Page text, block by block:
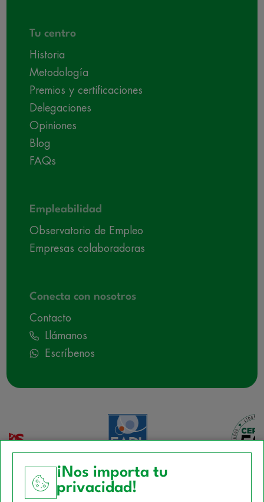
Tu centro
Historia
Metodología
Premios y certificaciones
Delegaciones
Opiniones
Blog
FAQs
Empleabilidad
Observatorio de Empleo
Empresas colaboradoras
Conecta con nosotros
Contacto
Llámanos
Escríbenos
¡Nos importa tu
privacidad!